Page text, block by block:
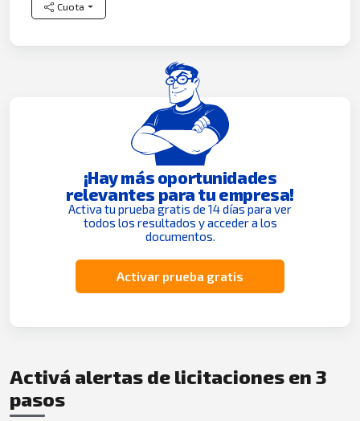
Cuota
¡Hay más oportunidades
relevantes para tu empresa!
Activa tu prueba gratis de 14 días para ver
todos los resultados y acceder a los
documentos.
Activar prueba gratis
Activá alertas de licitaciones en 3
pasos